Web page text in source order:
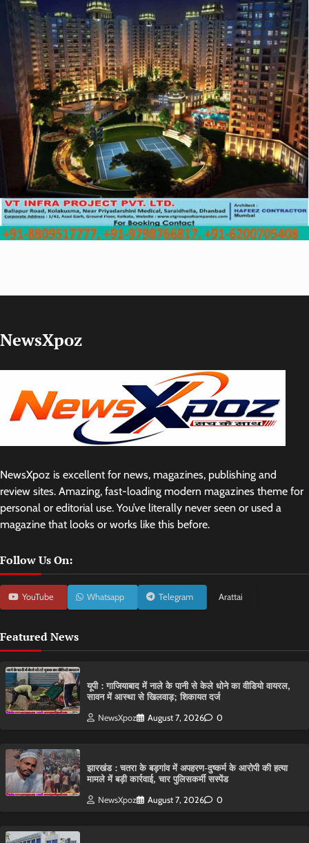
NewsXpoz
NewsXpoz is excellent for news, magazines, publishing and
review sites. Amazing, fast-loading modern magazines theme for
personal or editorial use. You’ve literally never seen or used a
magazine that looks or works like this before.
Follow Us On:
YouTube Whatsapp Telegram Arattai
Featured News
यूपी : गाजियाबाद में नाले के पानी से केले धोने का वीडियो वायरल,
सावन में आस्था से खिलवाड़; शिकायत दर्ज
NewsXpoz August 7, 2026 0
झारखंड : चतरा के बड़गांव में अपहरण-दुष्कर्म के आरोपी की हत्या
मामले में बड़ी कार्रवाई, चार पुलिसकर्मी सस्पेंड
NewsXpoz August 7, 2026 0